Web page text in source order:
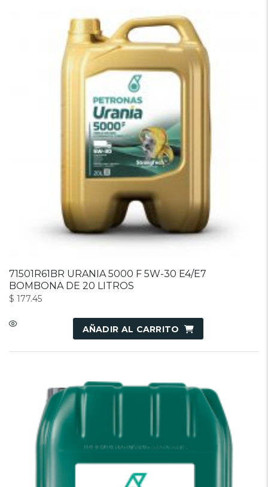
71501R61BR URANIA 5000 F 5W-30 E4/E7
BOMBONA DE 20 LITROS
$ 177.45
AÑADIR AL CARRITO